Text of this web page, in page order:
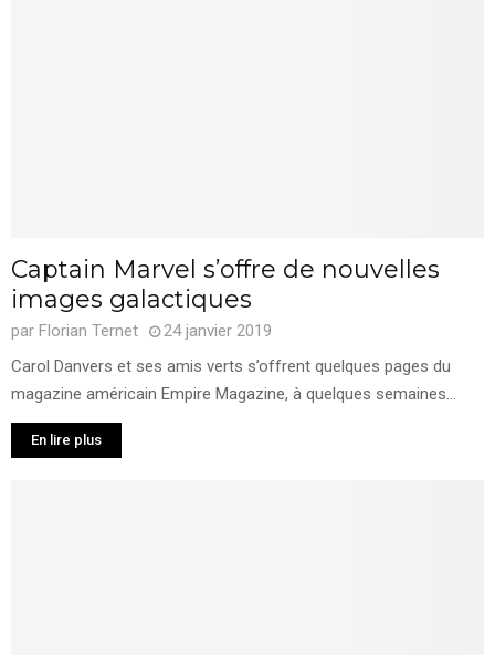
Captain Marvel s’offre de nouvelles
images galactiques
par Florian Ternet
24 janvier 2019
Carol Danvers et ses amis verts s’offrent quelques pages du
magazine américain Empire Magazine, à quelques semaines...
En lire plus